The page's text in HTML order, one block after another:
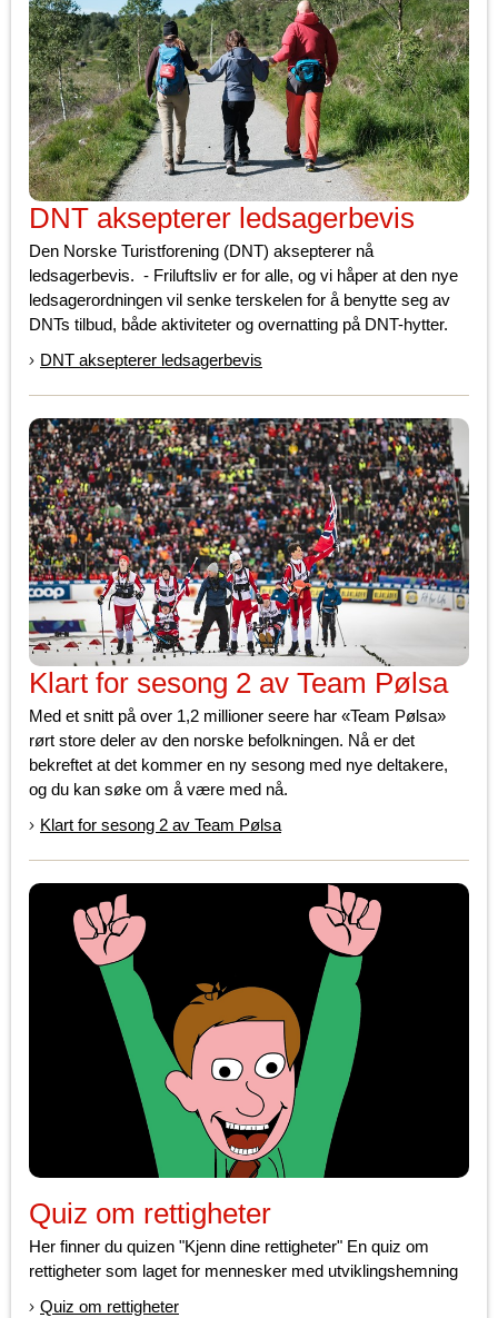
DNT aksepterer ledsagerbevis
Den Norske Turistforening (DNT) aksepterer nå
ledsagerbevis. - Friluftsliv er for alle, og vi håper at den nye
ledsagerordningen vil senke terskelen for å benytte seg av
DNTs tilbud, både aktiviteter og overnatting på DNT-hytter.
DNT aksepterer ledsagerbevis
Klart for sesong 2 av Team Pølsa
Med et snitt på over 1,2 millioner seere har «Team Pølsa»
rørt store deler av den norske befolkningen. Nå er det
bekreftet at det kommer en ny sesong med nye deltakere,
og du kan søke om å være med nå.
Klart for sesong 2 av Team Pølsa
Quiz om rettigheter
Her finner du quizen "Kjenn dine rettigheter" En quiz om
rettigheter som laget for mennesker med utviklingshemning
Quiz om rettigheter